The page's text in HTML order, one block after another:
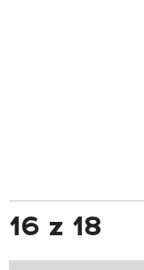
16 z 18